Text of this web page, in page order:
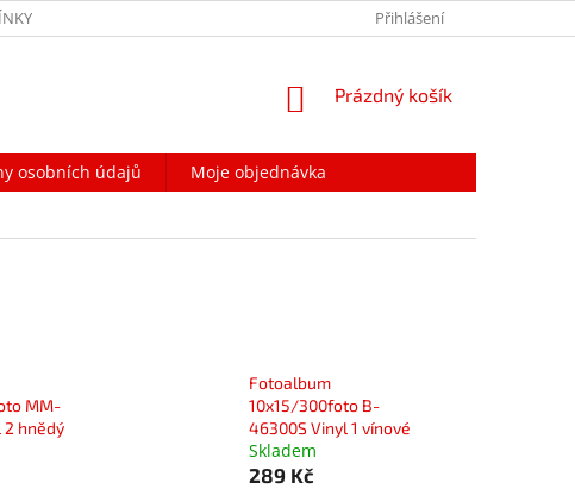
NAPIŠTE NÁM
Přihlášení
NÁKUPNÍ
Prázdný košík
osobních údajů
Moje objednávka
MM-
2 hnědý
Fotoalbum
10x15/300foto B-
46300S Vinyl 1 vínové
Skladem
289 Kč